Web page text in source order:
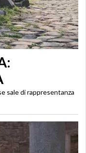
sale di rappresentanza